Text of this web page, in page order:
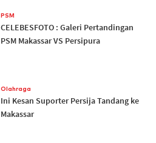
PSM
CELEBESFOTO : Galeri Pertandingan
PSM Makassar VS Persipura
Olahraga
Ini Kesan Suporter Persija Tandang ke
Makassar